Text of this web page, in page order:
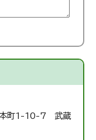
本町1-10-7 武蔵